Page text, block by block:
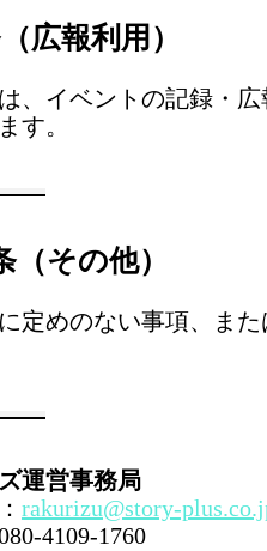
広報利用）
、イベントの記録・
す。
（その他）
定めのない事項、ま
運営事務局
rakurizu@story-
4109-1760